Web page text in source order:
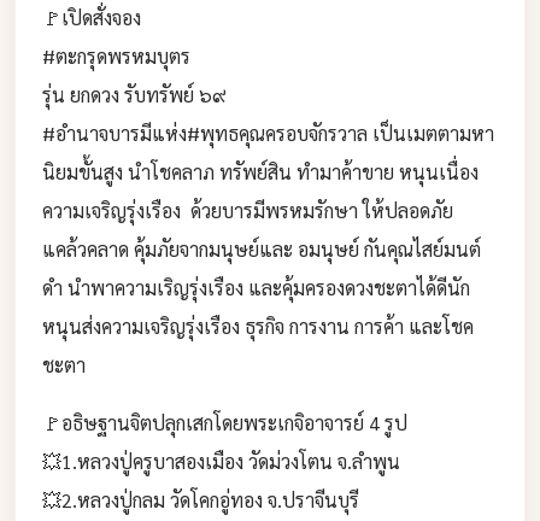
🚩เปิดสั่งจอง
#ตะกรุดพรหมบุตร
รุ่น ยกดวง รับทรัพย์ ๖๙
#อำนาจบารมีแห่ง#พุทธคุณครอบจักรวาล เป็นเมตตามหา
นิยมขั้นสูง นำโชคลาภ ทรัพย์สิน ทำมาค้าขาย หนุนเนื่อง
ความเจริญรุ่งเรือง ด้วยบารมีพรหมรักษา ให้ปลอดภัย
แคล้วคลาด คุ้มภัยจากมนุษย์และ อมนุษย์ กันคุณไสย์มนต์
ดำ นำพาความเริญรุ่งเรือง และคุ้มครองดวงชะตาได้ดีนัก
หนุนส่งความเจริญรุ่งเรือง ธุรกิจ การงาน การค้า และโชค
ชะตา
🚩อธิษฐานจิตปลุกเสกโดยพระเกจิอาจารย์ 4 รูป
💥1.หลวงปู่ครูบาสองเมือง วัดม่วงโตน จ.ลำพูน
💥2.หลวงปู่กลม วัดโคกอู่ทอง จ.ปราจีนบุรี